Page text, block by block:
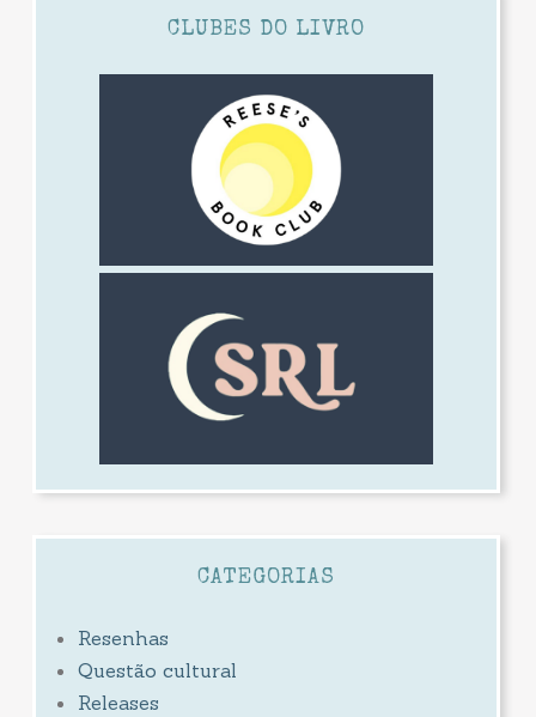
CLUBES DO LIVRO
CATEGORIAS
Resenhas
Questão cultural
Releases